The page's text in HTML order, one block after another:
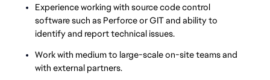
Experience working with source code control
software such as Perforce or GIT and ability to
identify and report technical issues.
Work with medium to large-scale on-site teams and
with external partners.